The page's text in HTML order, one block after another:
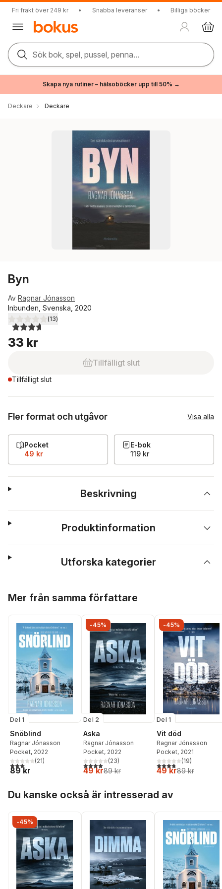
Fri frakt över 249 kr • Snabba leveranser • Billiga böcker
Sök bok, spel, pussel, penna...
Skapa nya rutiner – hälsoböcker upp till 50% →
Deckare Deckare
Byn
Av Ragnar Jónasson
Inbunden, Svenska, 2020
3,7utav 5 stjärnor. Totalt antal röster:
(13)
33 kr
Tillfälligt slut
Tillfälligt slut
Fler format och utgåvor Visa alla
Pocket
49 kr
E-bok
119 kr
Beskrivning
Produktinformation
Utforska kategorier
Mer från samma författare
Del 1
Snöblind
Ragnar Jónasson
Pocket, 2022
3,1utav 5 stjärnor. Totalt antal röster:
(21)
89 kr
-45%
Del 2
Aska
Ragnar Jónasson
Pocket, 2022
4,0utav 5 stjärnor. Totalt antal röster:
(23)
49 kr89 kr
-45%
Del 1
Vit död
Ragnar Jónasson
Pocket, 2021
3,8utav 5 stjärnor.
(19)
49 kr89 kr
Du kanske också är intresserad av
-45%